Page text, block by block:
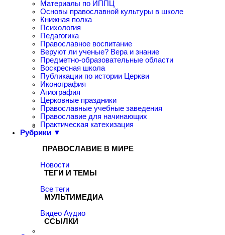
Материалы по ИППЦ
Основы православной культуры в школе
Книжная полка
Психология
Педагогика
Православное воспитание
Веруют ли ученые? Вера и знание
Предметно-образовательные области
Воскресная школа
Публикации по истории Церкви
Иконография
Агиография
Церковные праздники
Православные учебные заведения
Православие для начинающих
Практическая катехизация
Рубрики ▼
ПРАВОСЛАВИЕ В МИРЕ
Новости
ТЕГИ И ТЕМЫ
Все теги
МУЛЬТИМЕДИА
Видео Аудио
ССЫЛКИ